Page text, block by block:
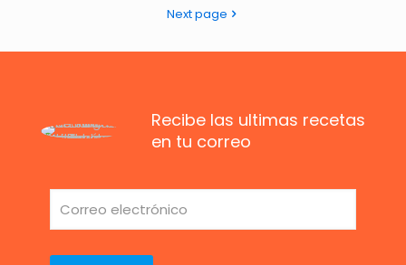
Next page
Recibe las ultimas recetas
en tu correo